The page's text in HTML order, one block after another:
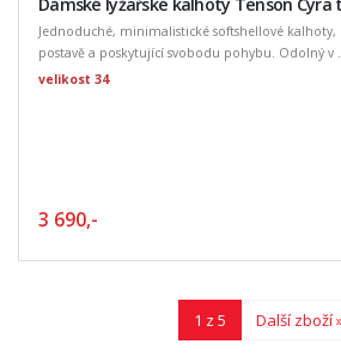
Jednoduché, minimalistické softshellové
postavě a poskytující svobodu pohybu. Odolný v ...
velikost 34
3 690,-
1 z 5 Další zboží